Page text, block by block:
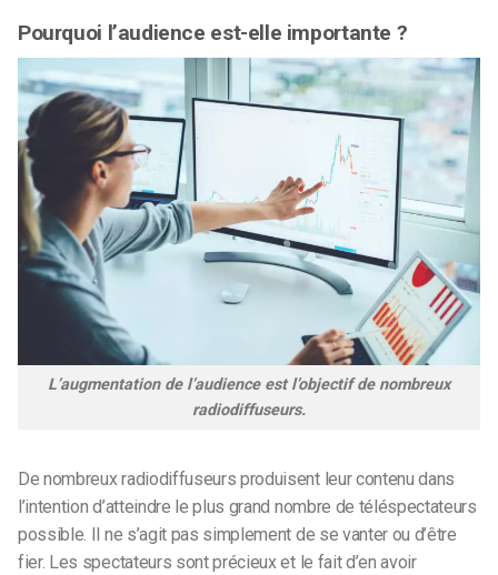
Pourquoi l’audience est-elle importante ?
L’augmentation de l’audience est l’objectif de nombreux
radiodiffuseurs.
De nombreux radiodiffuseurs produisent leur contenu dans
l’intention d’atteindre le plus grand nombre de téléspectateurs
possible. Il ne s’agit pas simplement de se vanter ou d’être
fier. Les spectateurs sont précieux et le fait d’en avoir